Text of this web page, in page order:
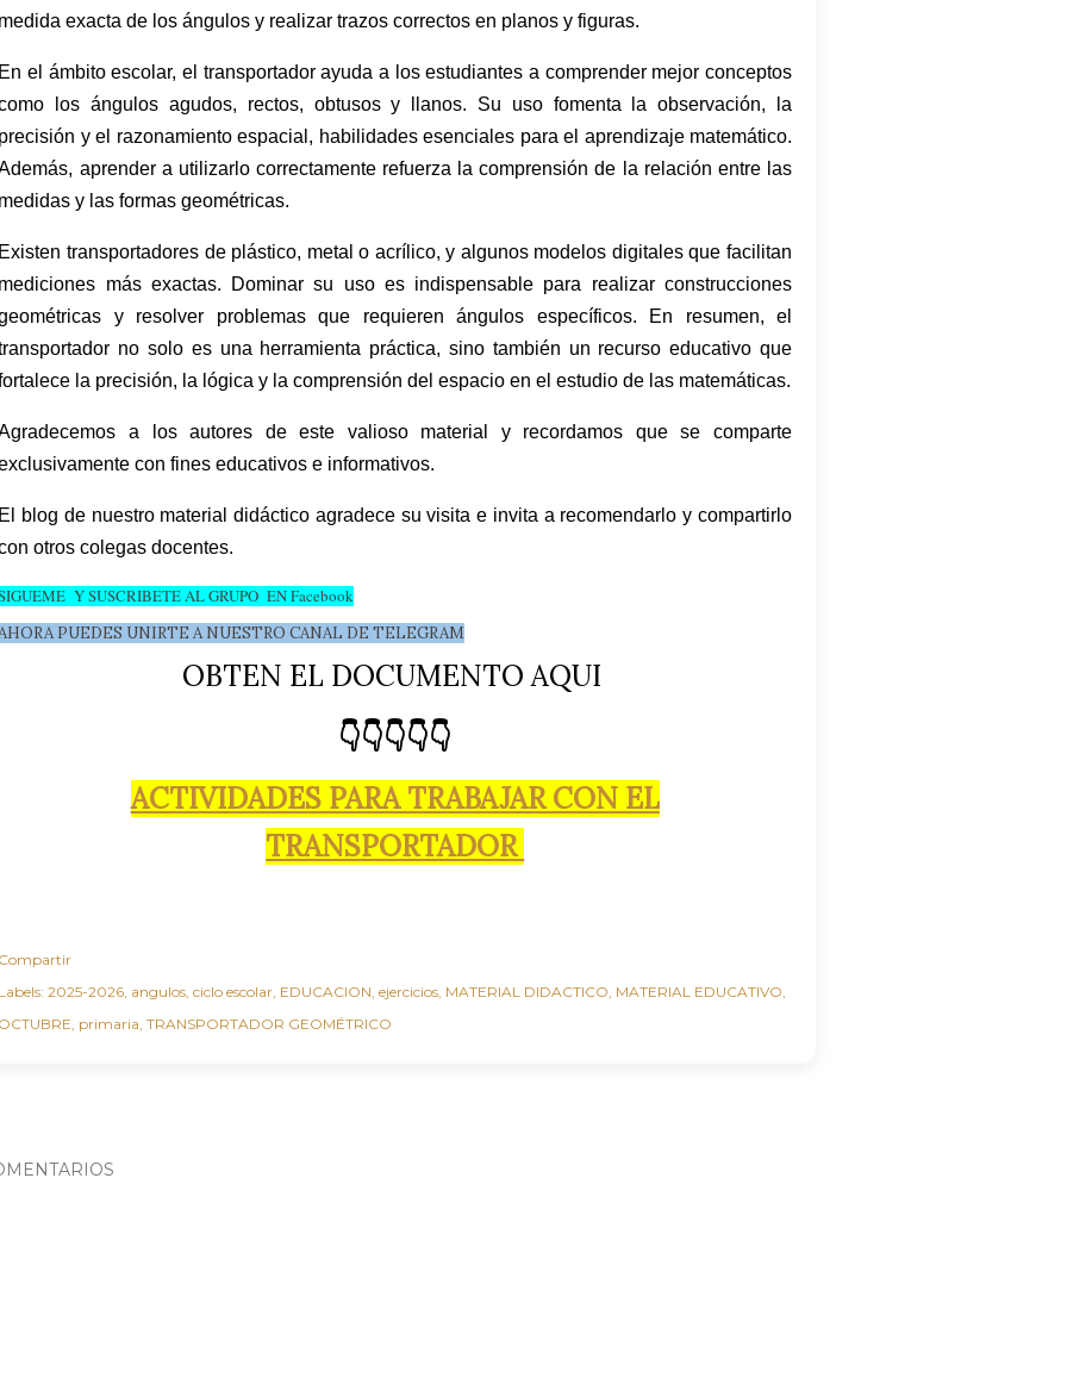
exacta de los ángulos y realizar trazos correctos en planos y figuras.
el ámbito escolar, el transportador ayuda a los estudiantes a comprender mejor conceptos
los ángulos agudos, rectos, obtusos y llanos. Su uso fomenta la observación, la
y el razonamiento espacial, habilidades esenciales para el aprendizaje matemático.
aprender a utilizarlo correctamente refuerza la comprensión de la relación entre las
y las formas geométricas.
transportadores de plástico, metal o acrílico, y algunos modelos digitales que facilitan
más exactas. Dominar su uso es indispensable para realizar construcciones
y resolver problemas que requieren ángulos específicos. En resumen, el
no solo es una herramienta práctica, sino también un recurso educativo que
la precisión, la lógica y la comprensión del espacio en el estudio de las matemáticas.
a los autores de este valioso material y recordamos que se comparte
con fines educativos e informativos.
blog de nuestro material didáctico agradece su visita e invita a recomendarlo y compartirlo
otros colegas docentes.
Y SUSCRIBETE AL GRUPO EN Facebook
PUEDES UNIRTE A NUESTRO CANAL DE TELEGRAM
OBTEN EL DOCUMENTO AQUI
👇👇👇👇👇
ACTIVIDADES PARA TRABAJAR CON EL
TRANSPORTADOR
2025-2026 angulos ciclo escolar EDUCACION ejercicios MATERIAL DIDACTICO MATERIAL EDUCATIVO
primaria TRANSPORTADOR GEOMÉTRICO